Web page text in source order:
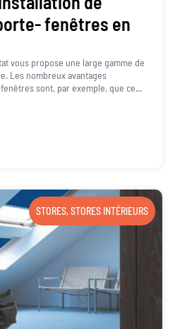
fenêtres en
vous propose une large gamme de
Les nombreux avantages
sont, par exemple, que ce...
STORES,STORES INTÉRIEURS